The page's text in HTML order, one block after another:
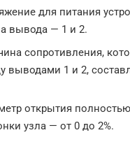
для питания
вывода — 1 и 2.
сопротивления,
выводами 1 и 2,
открытия
узла — от 0 до 2%.